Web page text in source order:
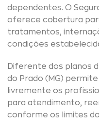
dependentes. O
oferece cobertura
tratamentos,
condições
Diferente dos planos
do Prado (MG)
livremente os
para atendimento,
conforme os limites